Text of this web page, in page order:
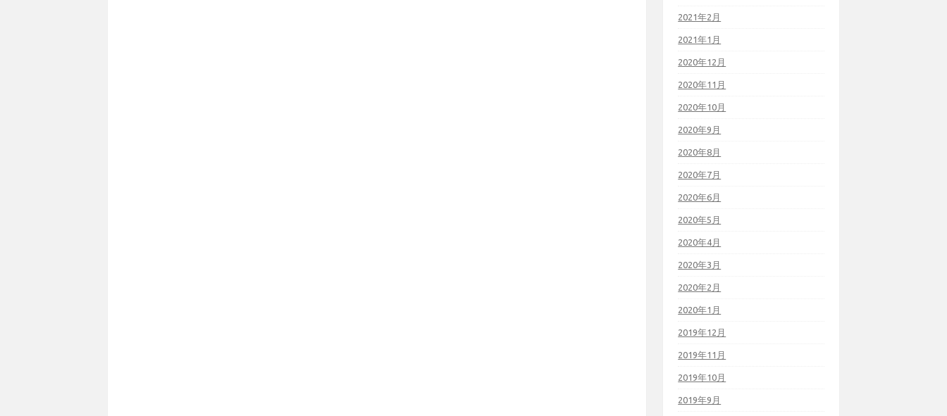
2021年2月
2021年1月
2020年12月
2020年11月
2020年10月
2020年9月
2020年8月
2020年7月
2020年6月
2020年5月
2020年4月
2020年3月
2020年2月
2020年1月
2019年12月
2019年11月
2019年10月
2019年9月